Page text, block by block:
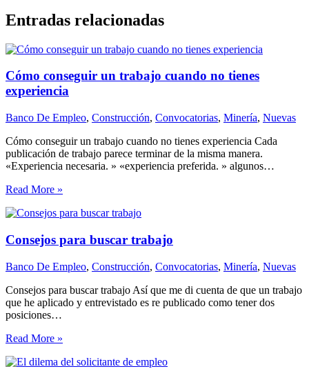
Entradas relacionadas
Cómo conseguir un trabajo cuando no tienes
experiencia
Banco De Empleo, Construcción, Convocatorias, Minería, Nuevas
Cómo conseguir un trabajo cuando no tienes experiencia Cada
publicación de trabajo parece terminar de la misma manera.
«Experiencia necesaria. » «experiencia preferida. » algunos…
Read More »
Consejos para buscar trabajo
Banco De Empleo, Construcción, Convocatorias, Minería, Nuevas
Consejos para buscar trabajo Así que me di cuenta de que un trabajo
que he aplicado y entrevistado es re publicado como tener dos
posiciones…
Read More »